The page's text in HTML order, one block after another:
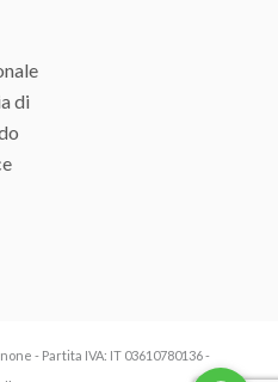
di
- Partita IVA: IT 03610780136 -